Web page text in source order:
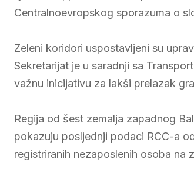
Centralnoevropskog sporazuma o
Zeleni koridori uspostavljeni su
Sekretarijat je u saradnji sa
važnu inicijativu za lakši prelazak
Regija od šest zemalja zapadnog
pokazuju posljednji podaci RCC-a
registriranih nezaposlenih osoba na